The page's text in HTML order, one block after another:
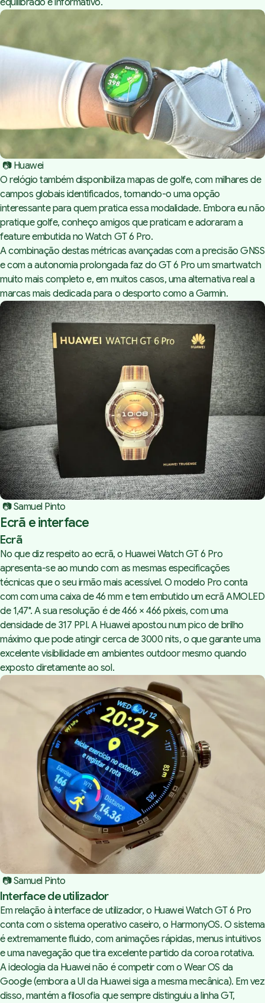
📷 Huawei
O relógio também disponibiliza mapas de golfe, com milhares de
campos globais identificados, tornando-o uma opção
interessante para quem pratica essa modalidade. Embora eu não
pratique golfe, conheço amigos que praticam e adoraram a
featureembutida no Watch GT 6 Pro.
A combinação destas métricas avançadas com a precisão GNSS
e com a autonomia prolongada faz do GT 6 Pro um smartwatch
muito mais completo e, em muitos casos, uma alternativa real a
marcas mais dedicada para o desporto como a Garmin.
📷 Samuel Pinto
Ecrã e interface
Ecrã
No que diz respeito ao ecrã, o Huawei Watch GT 6 Pro
apresenta-se ao mundo com as mesmas especificações
técnicas que o seu irmão mais acessível. O modelo Pro conta
com com uma caixa de 46 mm e tem embutido um ecrã AMOLED
de 1,47". A sua resolução é de 466 × 466 píxeis, com uma
densidade de 317 PPI. A Huawei apostou num pico de brilho
máximo que pode atingir cerca de 3000 nits, o que garante uma
excelente visibilidade em ambientes outdoormesmo quando
exposto diretamente ao sol.
📷 Samuel Pinto
Interface de utilizador
Em relação à interface de utilizador, o Huawei Watch GT 6 Pro
conta com o sistema operativo caseiro, o HarmonyOS. O sistema
é extremamente fluido, com animações rápidas, menus intuitivos
e uma navegação que tira excelente partido da coroa rotativa.
A ideologia da Huawei não é competir com o Wear OS da
Google (embora a UI da Huawei siga a mesma mecânica). Em vez
disso, mantém a filosofia que sempre distinguiu a linha GT,